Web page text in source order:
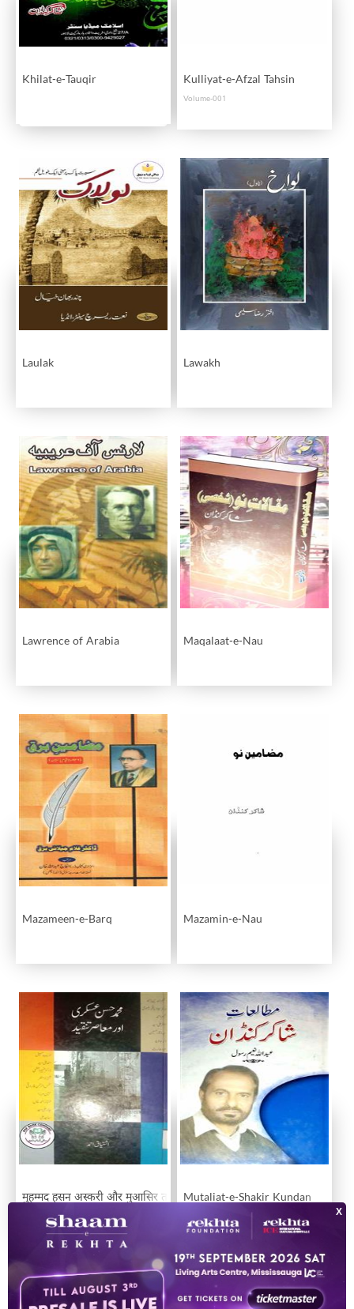
Khilat-e-Tauqir Kulliyat-e-Afzal Tahsin
Volume-001
Laulak Lawakh
Lawrence of Arabia Maqalaat-e-Nau
Mazameen-e-Barq Mazamin-e-Nau
मुहम्मद हसन अस्करी और मुआसिर तनक़ीदMutaliat-e-Shakir Kundan